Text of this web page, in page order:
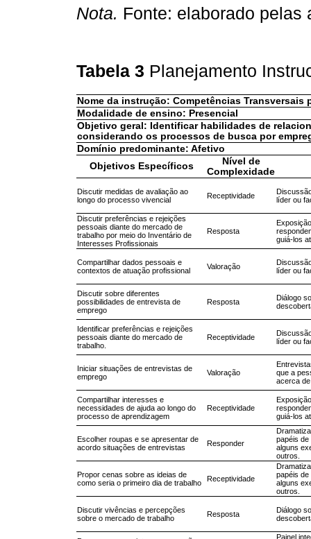
Nota. Fonte: elaborado pelas
Tabela 3 Planejamento
Nome da instrução: Competências
Modalidade de ensino: Presencial
Objetivo geral: Identificar habilidades de
considerando os processos de busca por
Domínio predominante: Afetivo
Objetivos Específicos
Nível de
Complexidade
Discutir medidas de avaliação ao
longo do processo vivencial
Receptividade
líder ou
Discutir preferências e rejeições
pessoais diante do mercado de
trabalho por meio do Inventário de
Interesses Profissionais
Resposta
guiá-los
Compartilhar dados pessoais e
contextos de atuação profissional
Valoração
líder ou
Discutir sobre diferentes
possibilidades de entrevista de
emprego
Resposta
Diálogo
Identificar preferências e rejeições
pessoais diante do mercado de
trabalho.
Receptividade
líder ou
Iniciar situações de entrevistas de
emprego
Valoração
que a
acerca
Compartilhar interesses e
necessidades de ajuda ao longo do
processo de aprendizagem
Receptividade
guiá-los
Escolher roupas e se apresentar de
acordo situações de entrevistas
Responder
papéis
alguns
outros.
Propor cenas sobre as ideias de
como seria o primeiro dia de trabalho
Receptividade
papéis
alguns
outros.
Discutir vivências e percepções
sobre o mercado de trabalho
Resposta
Diálogo
Painel